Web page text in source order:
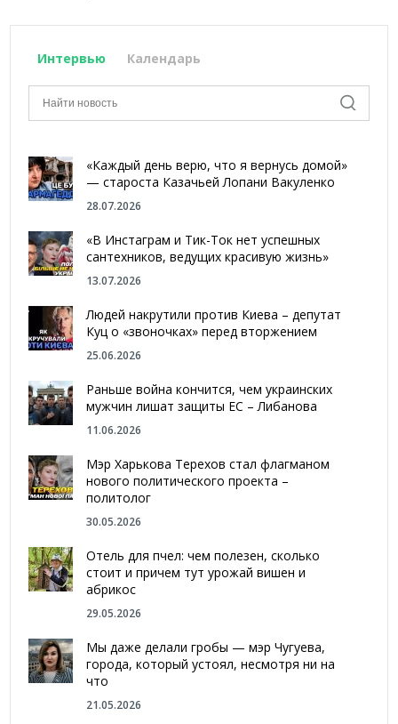
Интервью Календарь
«Каждый день верю, что я вернусь домой»
— староста Казачьей Лопани Вакуленко
28.07.2026
«В Инстаграм и Тик-Ток нет успешных
сантехников, ведущих красивую жизнь»
13.07.2026
Людей накрутили против Киева – депутат
Куц о «звоночках» перед вторжением
25.06.2026
Раньше война кончится, чем украинских
мужчин лишат защиты ЕС – Либанова
11.06.2026
Мэр Харькова Терехов стал флагманом
нового политического проекта –
политолог
30.05.2026
Отель для пчел: чем полезен, сколько
стоит и причем тут урожай вишен и
абрикос
29.05.2026
Мы даже делали гробы — мэр Чугуева,
города, который устоял, несмотря ни на
что
21.05.2026